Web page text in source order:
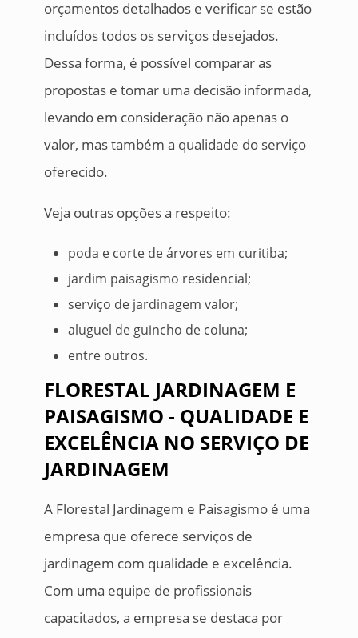
orçamentos detalhados e verificar se estão
incluídos todos os serviços desejados.
Dessa forma, é possível comparar as
propostas e tomar uma decisão informada,
levando em consideração não apenas o
valor, mas também a qualidade do serviço
oferecido.
Veja outras opções a respeito:
poda e corte de árvores em curitiba;
jardim paisagismo residencial;
serviço de jardinagem valor;
aluguel de guincho de coluna;
entre outros.
FLORESTAL JARDINAGEM E
PAISAGISMO - QUALIDADE E
EXCELÊNCIA NO SERVIÇO DE
JARDINAGEM
A Florestal Jardinagem e Paisagismo é uma
empresa que oferece serviços de
jardinagem com qualidade e excelência.
Com uma equipe de profissionais
capacitados, a empresa se destaca por